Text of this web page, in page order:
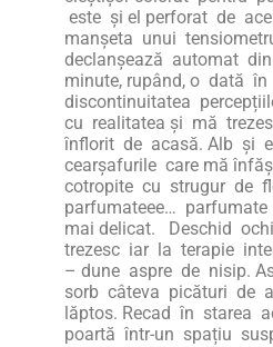
este și el perforat de
manșeta unui
declanșează automat
minute, rupând, o dată
discontinuitatea
cu realitatea și mă
înflorit de acasă. Alb și
cearșafurile care mă
cotropite cu strugur de
parfumateee…
mai delicat. Deschid
trezesc iar la terapie
– dune aspre de nisip.
sorb câteva picături de
lăptos. Recad în starea
poartă într-un spațiu